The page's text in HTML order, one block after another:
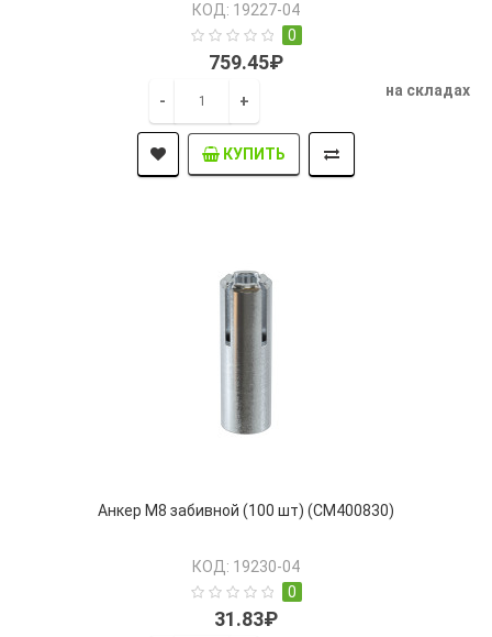
КОД: 19227-04
0
759.45₽
- +
на складах
КУПИТЬ
Анкер М8 забивной (100 шт) (CM400830)
КОД: 19230-04
0
31.83₽